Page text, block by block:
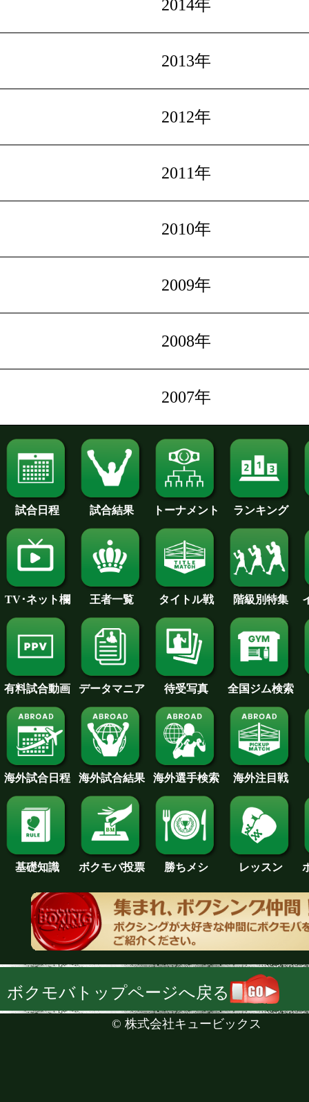
2014年
2013年
2012年
2011年
2010年
2009年
2008年
2007年
試合日程 試合結果 トーナメント ランキング
TV･ネット欄 王者一覧 タイトル戦 階級別特集
有料試合動画 データマニア 待受写真 全国ジム検索
海外試合日程 海外試合結果 海外選手検索 海外注目戦
基礎知識 ボクモバ投票 勝ちメシ レッスン
ボクモバトップページへ戻る
© 株式会社キュービックス